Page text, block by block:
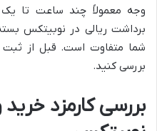
وجه معمولاً چند ساعت تا
برداشت ریالی در نوبیتکس
شما متفاوت است. قبل از ثبت
بررسی کنید.
بررسی کارمزد